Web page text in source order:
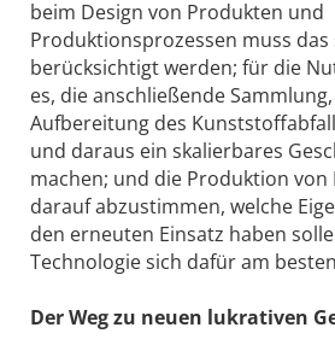
beim Design von Produkten und
Produktionsprozessen muss das
berücksichtigt werden; für die
es, die anschließende
Aufbereitung des
und daraus ein skalierbares
machen; und die Produktion von
darauf abzustimmen, welche
den erneuten Einsatz haben
Technologie sich dafür am
Der Weg zu neuen lukrativen